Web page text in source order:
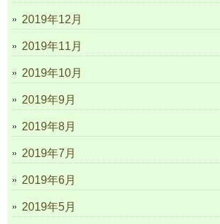
2019年12月
2019年11月
2019年10月
2019年9月
2019年8月
2019年7月
2019年6月
2019年5月